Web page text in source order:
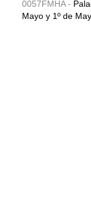
0057FMHA -
Mayo y 1º de